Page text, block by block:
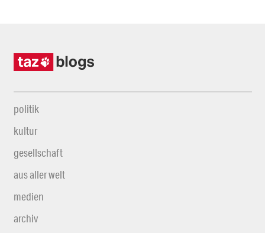
politik
kultur
gesellschaft
aus aller welt
medien
archiv